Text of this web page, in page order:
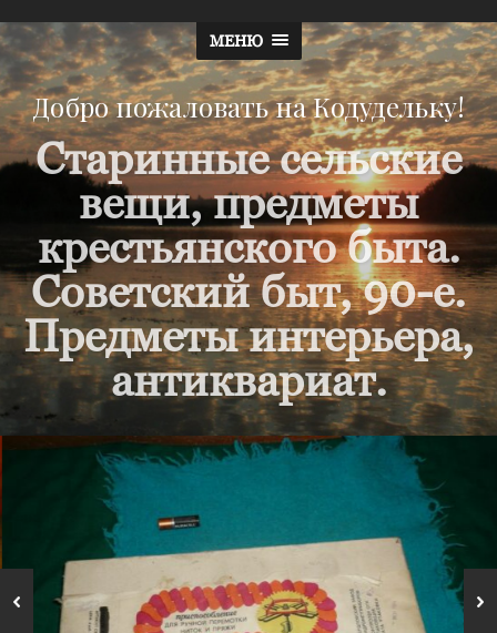
МЕНЮ
Добро пожаловать на Кодудельку!
Старинные сельские
вещи, предметы
крестьянского быта.
Советский быт, 90-е.
Предметы интерьера,
антиквариат.